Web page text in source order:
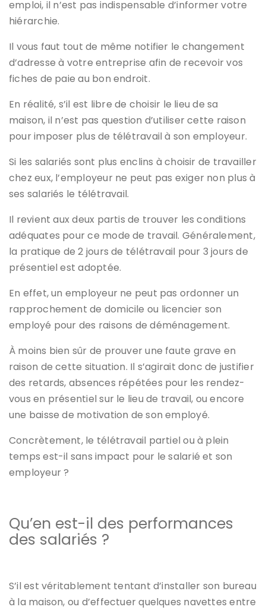
emploi, il n’est pas indispensable d’informer votre
hiérarchie.
Il vous faut tout de même notifier le changement
d’adresse à votre entreprise afin de recevoir vos
fiches de paie au bon endroit.
En réalité, s’il est libre de choisir le lieu de sa
maison, il n’est pas question d’utiliser cette raison
pour imposer plus de télétravail à son employeur.
Si les salariés sont plus enclins à choisir de travailler
chez eux, l’employeur ne peut pas exiger non plus à
ses salariés le télétravail.
Il revient aux deux partis de trouver les conditions
adéquates pour ce mode de travail. Généralement,
la pratique de 2 jours de télétravail pour 3 jours de
présentiel est adoptée.
En effet, un employeur ne peut pas ordonner un
rapprochement de domicile ou licencier son
employé pour des raisons de déménagement.
À moins bien sûr de prouver une faute grave en
raison de cette situation. Il s’agirait donc de justifier
des retards, absences répétées pour les rendez-
vous en présentiel sur le lieu de travail, ou encore
une baisse de motivation de son employé.
Concrètement, le télétravail partiel ou à plein
temps est-il sans impact pour le salarié et son
employeur ?
Qu’en est-il des performances
des salariés ?
S’il est véritablement tentant d’installer son bureau
à la maison, ou d’effectuer quelques navettes entre